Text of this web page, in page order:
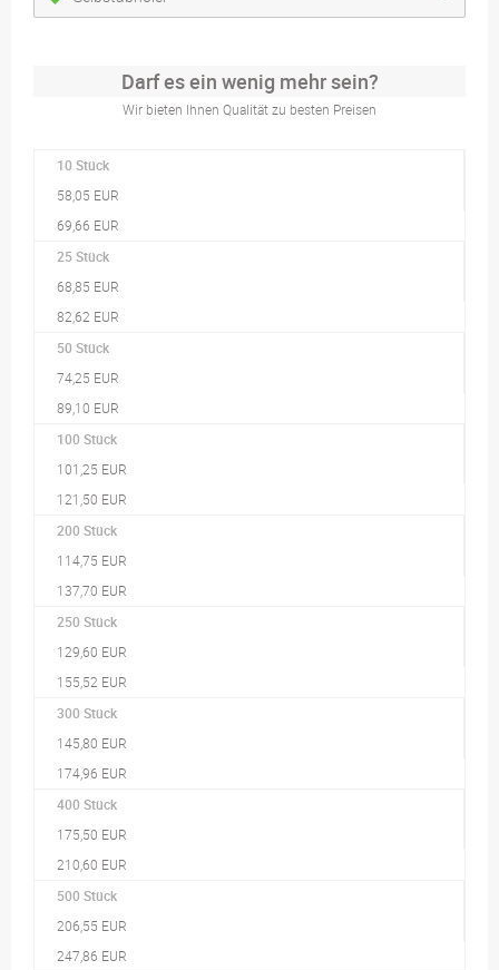
Darf es ein wenig mehr sein?
Wir bieten Ihnen Qualität zu besten Preisen
10 Stück
58,05 EUR
69,66 EUR
25 Stück
68,85 EUR
82,62 EUR
50 Stück
74,25 EUR
89,10 EUR
100 Stück
101,25 EUR
121,50 EUR
200 Stück
114,75 EUR
137,70 EUR
250 Stück
129,60 EUR
155,52 EUR
300 Stück
145,80 EUR
174,96 EUR
400 Stück
175,50 EUR
210,60 EUR
500 Stück
206,55 EUR
247,86 EUR